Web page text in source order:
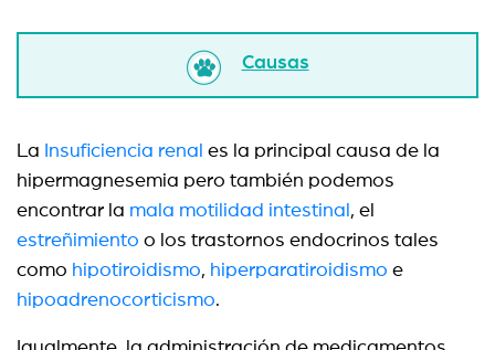
Causas
La Insuficiencia renal es la principal causa de la
hipermagnesemia pero también podemos
encontrar la mala motilidad intestinal , el
estreñimiento o los trastornos endocrinos tales
como hipotiroidismo, hiperparatiroidismo e
hipoadrenocorticismo.